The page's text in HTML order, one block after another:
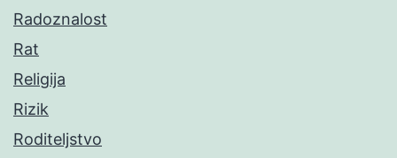
Radoznalost
Rat
Religija
Rizik
Roditeljstvo